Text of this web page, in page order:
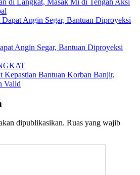
Angin Segar, Bantuan Diproyeksi
Kepastian Bantuan Korban Banjir,
Valid
dipublikasikan. Ruas yang wajib